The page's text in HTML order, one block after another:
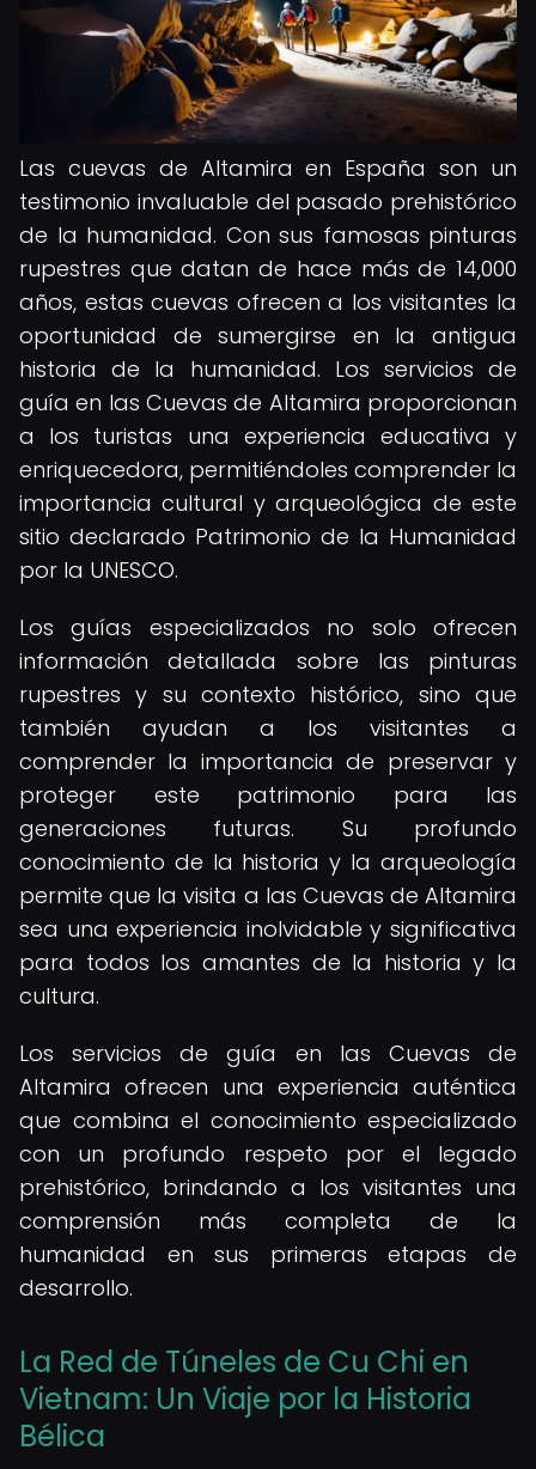
Las cuevas de Altamira en España son un
testimonio invaluable del pasado prehistórico
de la humanidad. Con sus famosas pinturas
rupestres que datan de hace más de 14,000
años, estas cuevas ofrecen a los visitantes la
oportunidad de sumergirse en la antigua
historia de la humanidad. Los servicios de
guía en las Cuevas de Altamira proporcionan
a los turistas una experiencia educativa y
enriquecedora, permitiéndoles comprender la
importancia cultural y arqueológica de este
sitio declarado Patrimonio de la Humanidad
por la UNESCO.
Los guías especializados no solo ofrecen
información detallada sobre las pinturas
rupestres y su contexto histórico, sino que
también ayudan a los visitantes a
comprender la importancia de preservar y
proteger este patrimonio para las
generaciones futuras. Su profundo
conocimiento de la historia y la arqueología
permite que la visita a las Cuevas de Altamira
sea una experiencia inolvidable y significativa
para todos los amantes de la historia y la
cultura.
Los servicios de guía en las Cuevas de
Altamira ofrecen una experiencia auténtica
que combina el conocimiento especializado
con un profundo respeto por el legado
prehistórico, brindando a los visitantes una
comprensión más completa de la
humanidad en sus primeras etapas de
desarrollo.
La Red de Túneles de Cu Chi en
Vietnam: Un Viaje por la Historia
Bélica